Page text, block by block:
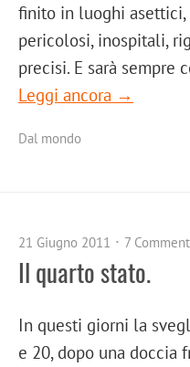
finito in luoghi asettici,
pericolosi, inospitali,
precisi. E sarà sempre
Leggi ancora →
Dal mondo
21 Giugno 2011 7
Il quarto stato.
In questi giorni la
e 20, dopo una doccia